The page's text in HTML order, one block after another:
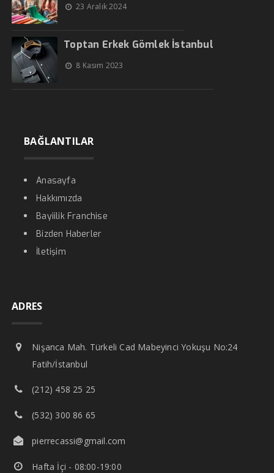
23 Aralık 2024
Toptan Erkek Gömlek İstanbul
8 Kasım 2023
BAĞLANTILAR
Anasayfa
Hakkımızda
Bayiilik Franchise
Bizden Haberler
İletişim
ADRES
Nişanca Mah. Türkeli Cad Mabeyinci Yokuşu No:24
Fatih/İstanbul
(212) 458 25 25
(532) 300 86 65
pierrecassi@gmail.com
Hafta İçi - 08:00-19:00